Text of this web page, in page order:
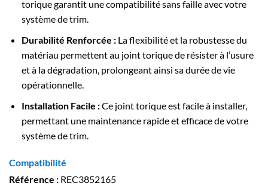
torique garantit une compatibilité sans faille avec votre
système de trim.
Durabilité Renforcée :La flexibilité et la robustesse du
matériau permettent au joint torique de résister à l’usure
et à la dégradation, prolongeant ainsi sa durée de vie
opérationnelle.
Installation Facile :Ce joint torique est facile à installer,
permettant une maintenance rapide et efficace de votre
système de trim.
Compatibilité
Référence : REC3852165